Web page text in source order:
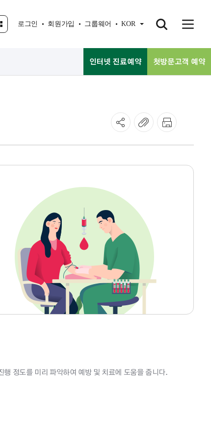
로그인 회원가입 그룹웨어 KOR
인터넷 진료예약 첫방문고객 예약
정도를 미리 파악하여 예방 및 치료에 도움을 줍니다.